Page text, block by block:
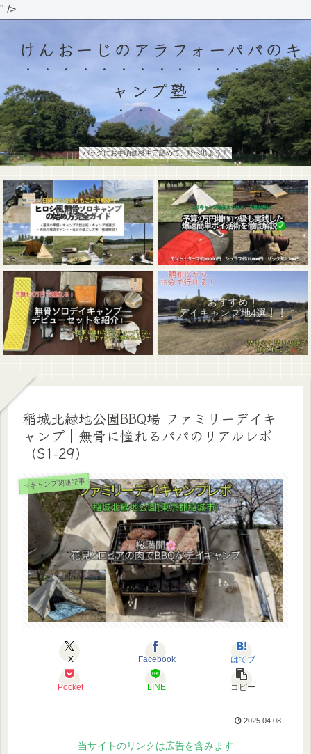
" />
けんおーじのアラフォーパパのキ
ャンプ塾
バッグにお手頃価格ギア詰めて、野へ出よう！
稲城北緑地公園BBQ場 ファミリーデイキ
ャンプ｜無骨に憧れるパパのリアルレポ
（S1-29）
⇒キャンプ関連記事
X Facebook はてブ
Pocket LINE コピー
2025.04.08
当サイトのリンクは広告を含みます